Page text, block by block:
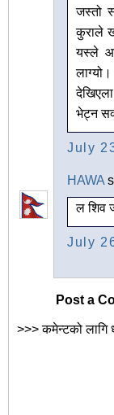
जस्तो
कुराले
यस्ले
भेट्न
July
HAWA
ल शिव
July
Post a
>>> कमेन्टको लागि